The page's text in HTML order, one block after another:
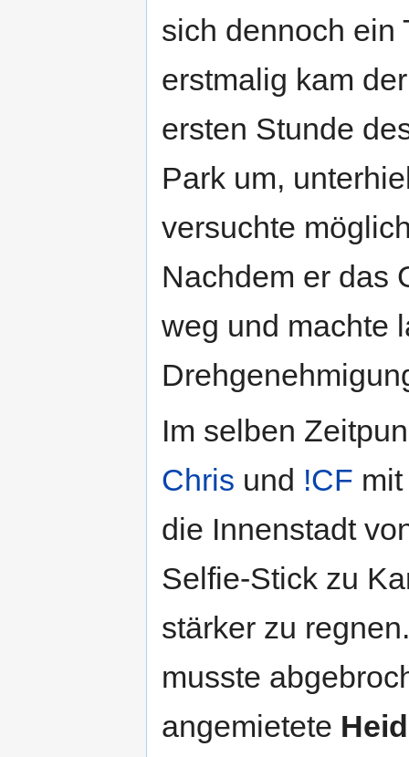
sich dennoch ein
erstmalig kam
ersten Stunde
Park um,
versuchte
Nachdem er das
weg und machte
Im selben
Chris und !CF
die Innenstadt
Selfie-Stick zu
stärker zu
musste
angemietete